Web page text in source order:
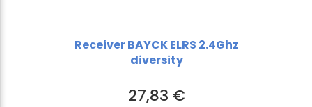
Receiver BAYCK ELRS 2.4Ghz
diversity
27,83 €